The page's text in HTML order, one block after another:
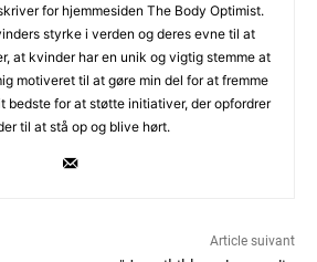
for hjemmesiden The Body Optimist.
styrke i verden og deres evne til at
at kvinder har en unik og vigtig stemme at
motiveret til at gøre min del for at fremme
bedste for at støtte initiativer, der opfordrer
til at stå op og blive hørt.
Article suivant